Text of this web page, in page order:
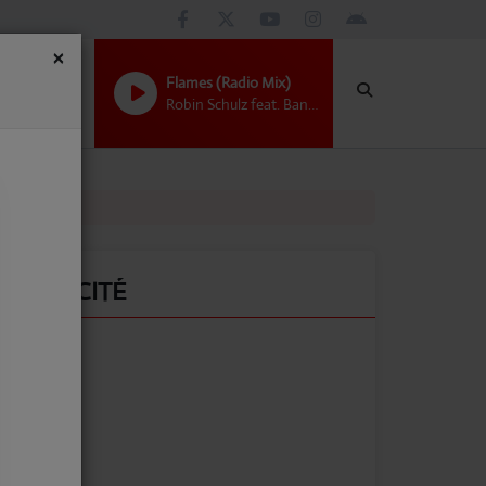
Flames (Radio Mix)
Robin Schulz feat. Bandit
PUBLICITÉ
×